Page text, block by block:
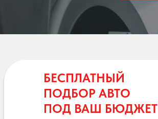
БЕСПЛАТНЫЙ
ПОДБОР АВТО
ПОД ВАШ БЮДЖЕТ